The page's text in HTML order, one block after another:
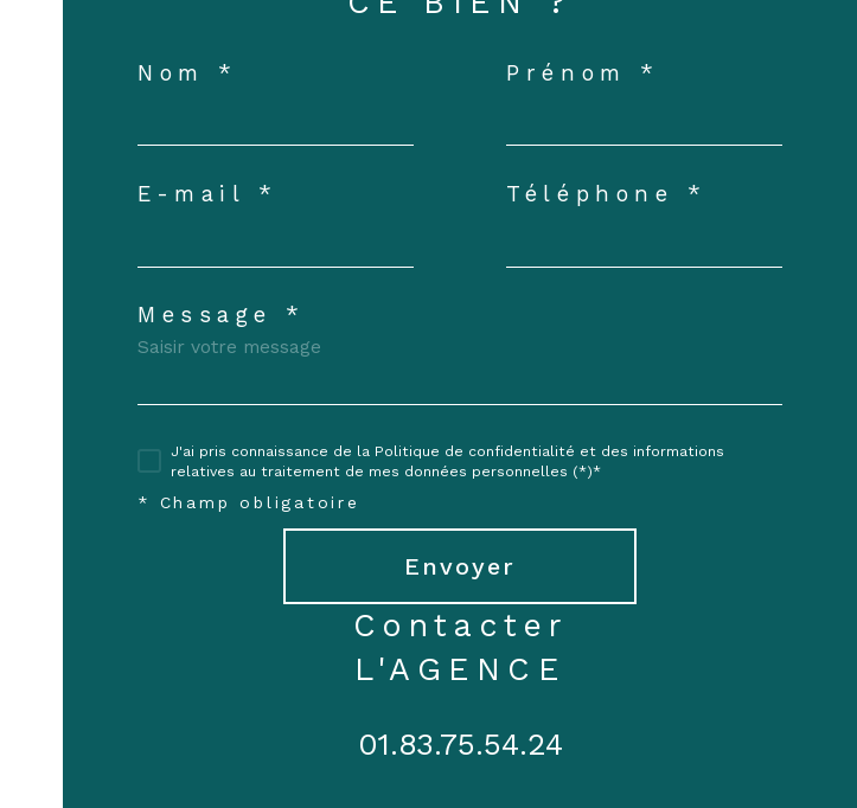
Nom * Prénom *
E-mail * Téléphone *
Message *
J'ai pris connaissance de la Politique de confidentialité et des informations
relatives au traitement de mes données personnelles (*)*
* Champ obligatoire
Envoyer
contacter
L'AGENCE
01.83.75.54.24